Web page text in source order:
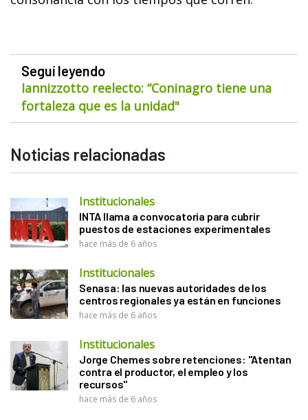
Seguí leyendo
Iannizzotto reelecto: “Coninagro tiene una
fortaleza que es la unidad"
Noticias relacionadas
Institucionales
INTA llama a convocatoria para cubrir
puestos de estaciones experimentales
hace más de 6 años
Institucionales
Senasa: las nuevas autoridades de los
centros regionales ya están en funciones
hace más de 6 años
Institucionales
Jorge Chemes sobre retenciones: "Atentan
contra el productor, el empleo y los
recursos"
hace más de 6 años